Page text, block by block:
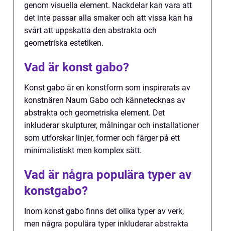
genom visuella element. Nackdelar kan vara att
det inte passar alla smaker och att vissa kan ha
svårt att uppskatta den abstrakta och
geometriska estetiken.
Vad är konst gabo?
Konst gabo är en konstform som inspirerats av
konstnären Naum Gabo och kännetecknas av
abstrakta och geometriska element. Det
inkluderar skulpturer, målningar och installationer
som utforskar linjer, former och färger på ett
minimalistiskt men komplex sätt.
Vad är några populära typer av
konstgabo?
Inom konst gabo finns det olika typer av verk,
men några populära typer inkluderar abstrakta